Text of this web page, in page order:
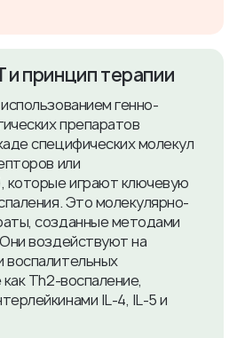
и принцип терапии
генно-
препаратов
специфических молекул
или
которые играют ключевую
Это молекулярно-
созданные методами
воздействуют на
воспалительных
Th2-воспаление,
IL‑4, IL‑5 и